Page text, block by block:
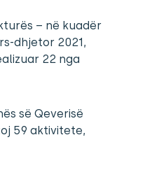
– në kuadër
dhjetor 2021,
22 nga
së Qeverisë
59 aktivitete,